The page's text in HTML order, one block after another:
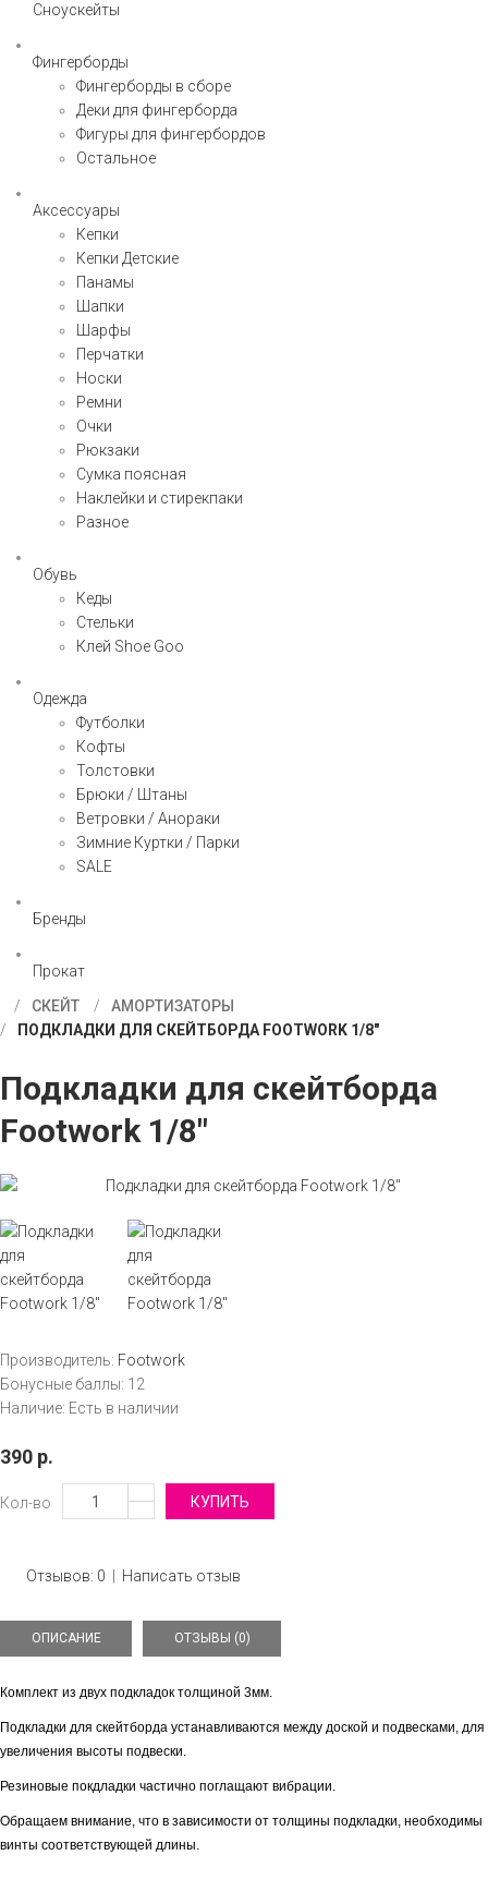
Сноускейты
Фингерборды
Фингерборды в сборе
Деки для фингерборда
Фигуры для фингербордов
Остальное
Аксессуары
Кепки
Кепки Детские
Панамы
Шапки
Шарфы
Перчатки
Носки
Ремни
Очки
Рюкзаки
Сумка поясная
Наклейки и стирекпаки
Разное
Обувь
Кеды
Стельки
Клей Shoe Goo
Одежда
Футболки
Кофты
Толстовки
Брюки / Штаны
Ветровки / Анораки
Зимние Куртки / Парки
SALE
Бренды
Прокат
СКЕЙТ
АМОРТИЗАТОРЫ
ПОДКЛАДКИ ДЛЯ СКЕЙТБОРДА FOOTWORK 1/8"
Подкладки для скейтборда
Footwork 1/8"
Производитель: Footwork
Бонусные баллы: 12
Наличие: Есть в наличии
390 р.
Кол-во
Отзывов: 0 Написать отзыв
ОПИСАНИЕ ОТЗЫВЫ (0)
Комплект из двух подкладок толщиной 3мм.
Подкладки для скейтборда устанавливаются между доской и подвесками, для
увеличения высоты подвески.
Резиновые покдладки частично поглащают вибрации.
Обращаем внимание, что в зависимости от толщины подкладки, необходимы
винты соответствующей длины.